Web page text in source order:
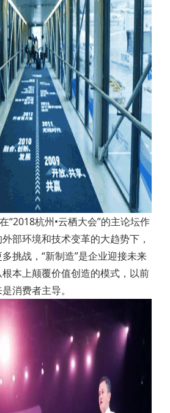
“2018杭州•云栖大会”的主论坛作
部环境和技术变革的大趋势下，
挑战，“新制造”是企业迎接未来
本上颠覆价值创造的模式，以前
消费者主导。